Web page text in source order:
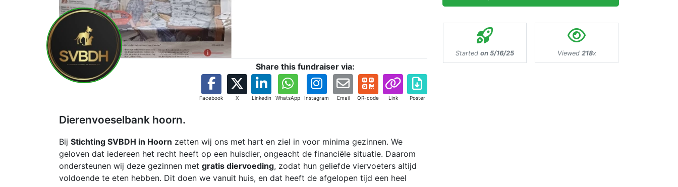
Share this fundraiser via:
Facebook X Linkedin WhatsApp Instagram Email QR-code Link Poster
Dierenvoeselbank hoorn.
​Bij Stichting SVBDH in Hoorn zetten wij ons met hart en ziel in voor minima gezinnen. We
geloven dat iedereen het recht heeft op een huisdier, ongeacht de financiële situatie. Daarom
ondersteunen wij deze gezinnen met gratis diervoeding, zodat hun geliefde viervoeters altijd
voldoende te eten hebben. Dit doen we vanuit huis, en dat heeft de afgelopen tijd een heel
Started on 5/16/25 Viewed 218x